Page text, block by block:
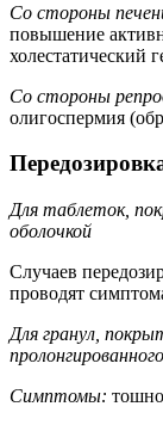
Со стороны
повышение
холестатический
Со стороны
олигоспермия
Для таблеток,
оболочкой
Случаев
проводят
Для гранул,
Симптомы: